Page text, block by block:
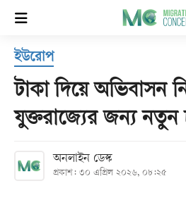
হোম
সর্বশেষ
বিভাগ
ইউরোপ
টাকা দিয়ে অভিবাসন
যুক্তরাজ্যের জন্য নতুন
অনলাইন ডেস্ক
প্রকাশ: ৩০ এপ্রিল ২০২৬, ০৮:২৫